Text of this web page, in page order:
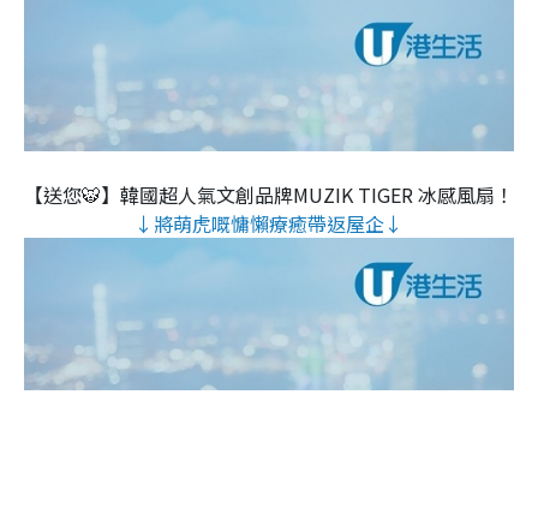
【送您🐯】韓國超人氣文創品牌MUZIK TIGER 冰感風扇！
↓將萌虎嘅慵懶療癒帶返屋企↓